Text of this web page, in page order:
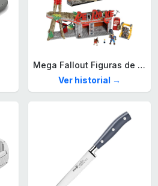
Mega Fallout Figuras de acción y Juguetes de construcción, Parada de Camiones Red Rocket con 824 Piezas, 2 Personajes articulados y Accesorios, para coleccionistas, HXT00
Ver historial →